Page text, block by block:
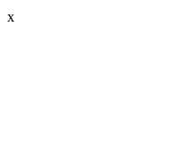
x